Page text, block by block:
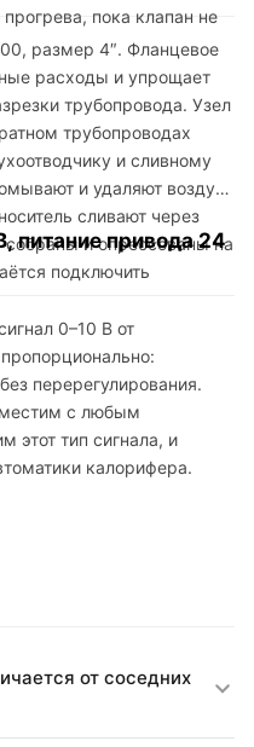
пока клапан не
размер 4″. Фланцевое
расходы и упрощает
трубопровода. Узел
трубопроводах
и сливному
и удаляют воздух;
сливают через
и опрессованы на
подключить
питание привода 24
0–10 В от
перерегулирования.
с любым
этот тип сигнала, и
калорифера.
от соседних